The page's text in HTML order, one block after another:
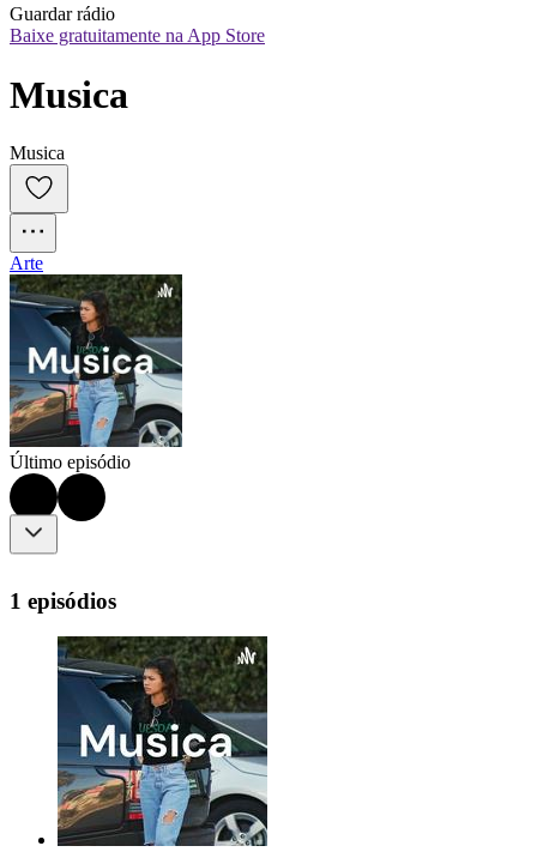
Guardar rádio
Baixe gratuitamente na App Store
Musica
Musica
Arte
Último episódio
1 episódios